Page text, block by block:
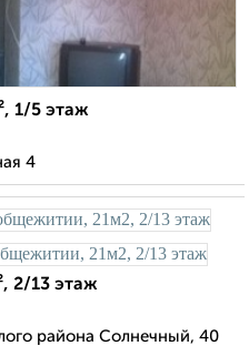
1/5 этаж
4
2/13 этаж
района Солнечный, 40